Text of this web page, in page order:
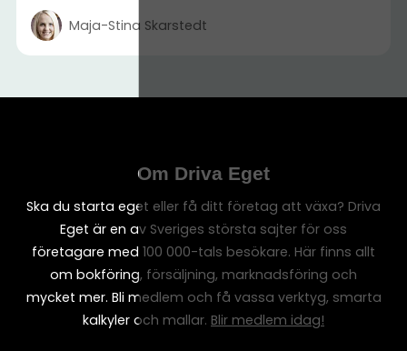
Maja-Stina Skarstedt
Om Driva Eget
Ska du starta eget eller få ditt företag att växa? Driva
Eget är en av Sveriges största sajter för oss
företagare med 100 000-tals besökare. Här finns allt
om bokföring, försäljning, marknadsföring och
mycket mer. Bli medlem och få vassa verktyg, smarta
kalkyler och mallar. Blir medlem idag!